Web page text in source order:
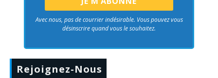
Avec nous, pas de courrier indésirable. Vous pouvez vous
désinscrire quand vous le souhaitez.
Rejoignez-Nous